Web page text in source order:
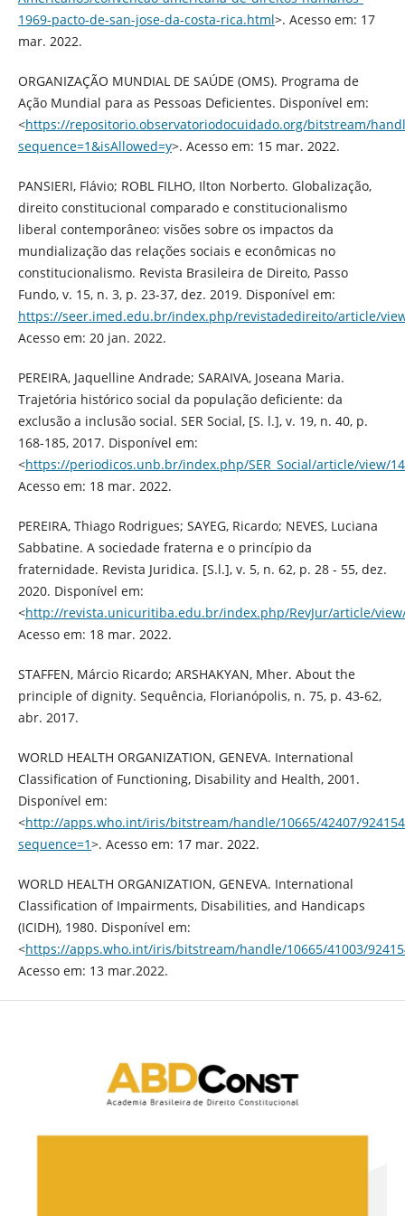
1969-pacto-de-san-jose-da-costa-rica.html>. Acesso em: 17
mar. 2022.
ORGANIZAÇÃO MUNDIAL DE SAÚDE (OMS). Programa de
Ação Mundial para as Pessoas Deficientes. Disponível em:
<https://repositorio.observatoriodocuidado.org/bitstream/
sequence=1&isAllowed=y>. Acesso em: 15 mar. 2022.
PANSIERI, Flávio; ROBL FILHO, Ilton Norberto. Globalização,
direito constitucional comparado e constitucionalismo
liberal contemporâneo: visões sobre os impactos da
mundialização das relações sociais e econômicas no
constitucionalismo. Revista Brasileira de Direito, Passo
Fundo, v. 15, n. 3, p. 23-37, dez. 2019. Disponível em:
https://seer.imed.edu.br/index.php/revistadedireito/article/
Acesso em: 20 jan. 2022.
PEREIRA, Jaquelline Andrade; SARAIVA, Joseana Maria.
Trajetória histórico social da população deficiente: da
exclusão a inclusão social. SER Social, [S. l.], v. 19, n. 40, p.
168-185, 2017. Disponível em:
<https://periodicos.unb.br/index.php/SER_Social/article/view/
Acesso em: 18 mar. 2022.
PEREIRA, Thiago Rodrigues; SAYEG, Ricardo; NEVES, Luciana
Sabbatine. A sociedade fraterna e o princípio da
fraternidade. Revista Juridica. [S.l.], v. 5, n. 62, p. 28 - 55, dez.
2020. Disponível em:
<http://revista.unicuritiba.edu.br/index.php/RevJur/article/
Acesso em: 18 mar. 2022.
STAFFEN, Márcio Ricardo; ARSHAKYAN, Mher. About the
principle of dignity. Sequência, Florianópolis, n. 75, p. 43-62,
abr. 2017.
WORLD HEALTH ORGANIZATION, GENEVA. International
Classification of Functioning, Disability and Health, 2001.
Disponível em:
<http://apps.who.int/iris/bitstream/handle/10665/42407/
sequence=1>. Acesso em: 17 mar. 2022.
WORLD HEALTH ORGANIZATION, GENEVA. International
Classification of Impairments, Disabilities, and Handicaps
(ICIDH), 1980. Disponível em:
<https://apps.who.int/iris/bitstream/handle/10665/41003/
Acesso em: 13 mar.2022.